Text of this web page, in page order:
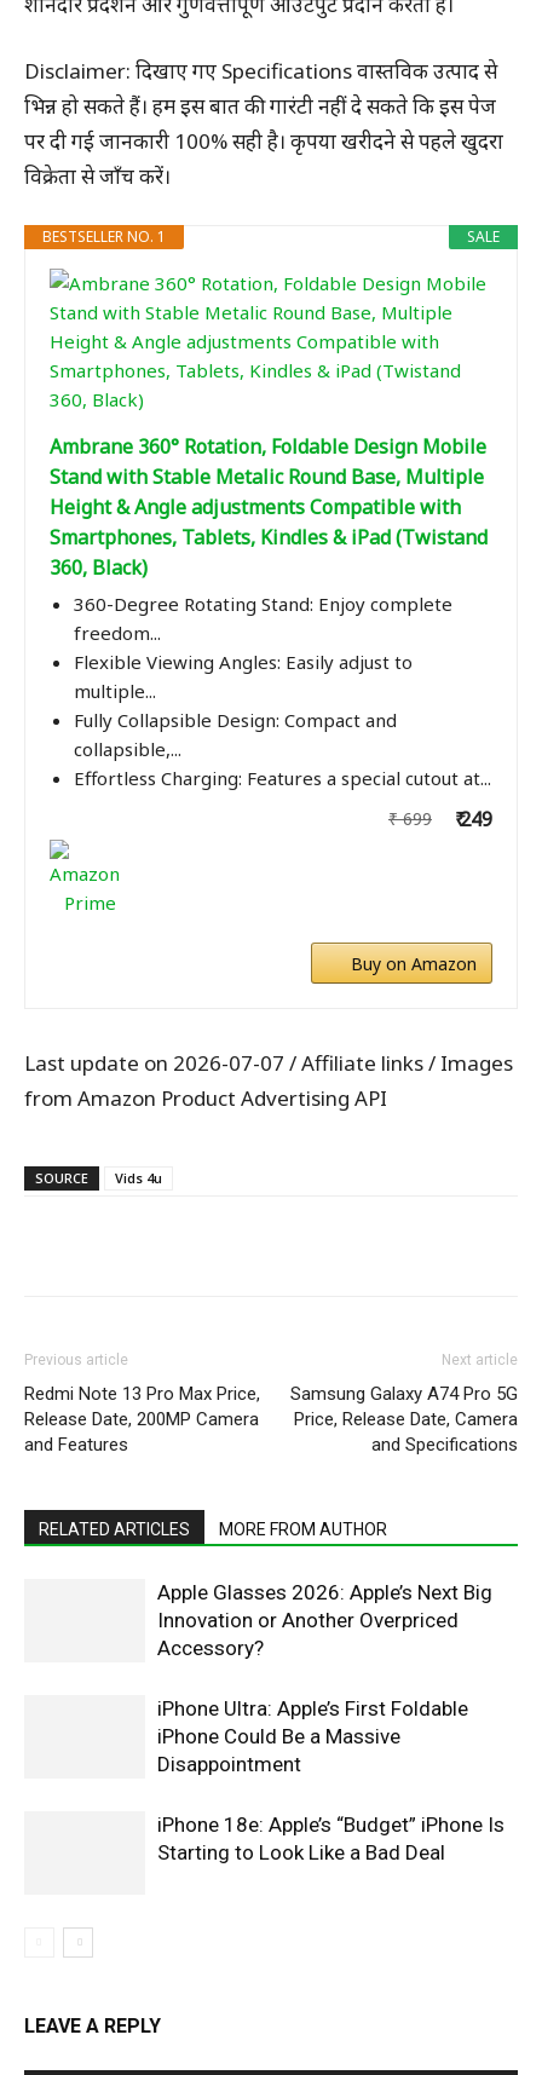
Disclaimer: दिखाए गए Specifications वास्तविक उत्पाद से
भिन्न हो सकते हैं। हम इस बात की गारंटी नहीं दे सकते कि इस पेज
पर दी गई जानकारी 100% सही है। कृपया खरीदने से पहले खुदरा
विक्रेता से जाँच करें।
SALE
BESTSELLER NO. 1
Ambrane 360° Rotation, Foldable Design Mobile
Stand with Stable Metalic Round Base, Multiple
Height & Angle adjustments Compatible with
Smartphones, Tablets, Kindles & iPad (Twistand
360, Black)
360-Degree Rotating Stand: Enjoy complete
freedom...
Flexible Viewing Angles: Easily adjust to
multiple...
Fully Collapsible Design: Compact and
collapsible,...
Effortless Charging: Features a special cutout at...
₹ 699 ₹ 249
Buy on Amazon
Last update on 2026-07-07 / Affiliate links / Images
from Amazon Product Advertising API
SOURCE Vids 4u
Previous article
Redmi Note 13 Pro Max Price,
Release Date, 200MP Camera
and Features
Next article
Samsung Galaxy A74 Pro 5G
Price, Release Date, Camera
and Specifications
RELATED ARTICLES MORE FROM AUTHOR
Apple Glasses 2026: Apple’s Next Big
Innovation or Another Overpriced
Accessory?
iPhone Ultra: Apple’s First Foldable
iPhone Could Be a Massive
Disappointment
iPhone 18e: Apple’s “Budget” iPhone Is
Starting to Look Like a Bad Deal
LEAVE A REPLY